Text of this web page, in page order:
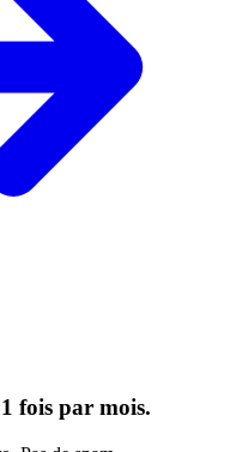
fois par mois.